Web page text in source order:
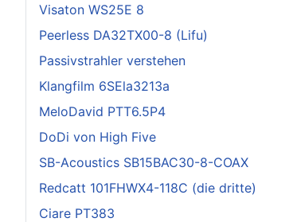
Visaton WS25E 8
Peerless DA32TX00-8 (Lifu)
Passivstrahler verstehen
Klangfilm 6SEla3213a
MeloDavid PTT6.5P4
DoDi von High Five
SB-Acoustics SB15BAC30-8-COAX
Redcatt 101FHWX4-118C (die dritte)
Ciare PT383